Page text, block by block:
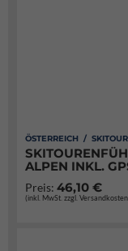
ÖSTERREICH /
ALPEN INKL.
Preis: 46,10 €
(inkl. MwSt. zzgl.